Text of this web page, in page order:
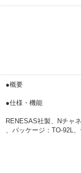
●概要
●仕様・機能
RENESAS社製、Nチャ
、パッケージ：TO-92L、